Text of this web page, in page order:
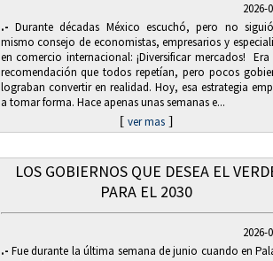
2026-
.- Durante décadas México escuchó, pero no
mismo consejo de economistas, empresarios y
en comercio internacional: ¡Diversificar mercados! Era
recomendación que todos repetían, pero pocos
lograban convertir en realidad. Hoy, esa estrategia
a tomar forma. Hace apenas unas semanas e...
[ ver mas ]
LOS GOBIERNOS QUE DESEA EL
PARA EL 2030
2026-
.- Fue durante la última semana de junio cuando en